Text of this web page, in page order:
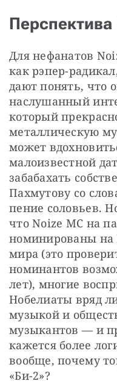
Для нефанатов
как рэпер-
дают понять, что
наслушанный
который
металлическую
может
малоизвестной
забабахать
Пахмутову со
пение соловьев.
что Noize MC на
номинированы
мира (это
номинантов
лет), многие
Нобелиаты вряд
музыкой и
музыкантов — и
кажется более
вообще, почему
«Би-2»?